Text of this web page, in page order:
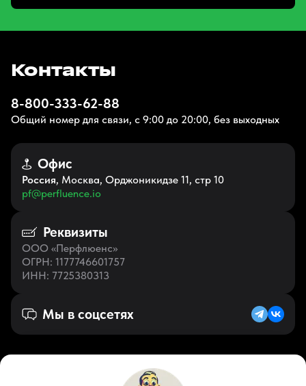
Контакты
8-800-333-62-88
Общий номер для связи, с 9:00 до 20:00, без выходных
Офис
Россия, Москва, Орджоникидзе 11, стр 10
pf@perfluence.io
Реквизиты
ООО «Перфлюенс»
ОГРН: 1177746601757
ИНН: 7725380313
Мы в соцсетях